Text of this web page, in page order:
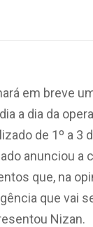
em breve
a dia da
de 1º a
anunciou a
que, na
que vai
Nizan.